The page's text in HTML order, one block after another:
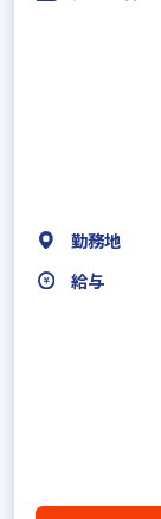
勤務地
給与